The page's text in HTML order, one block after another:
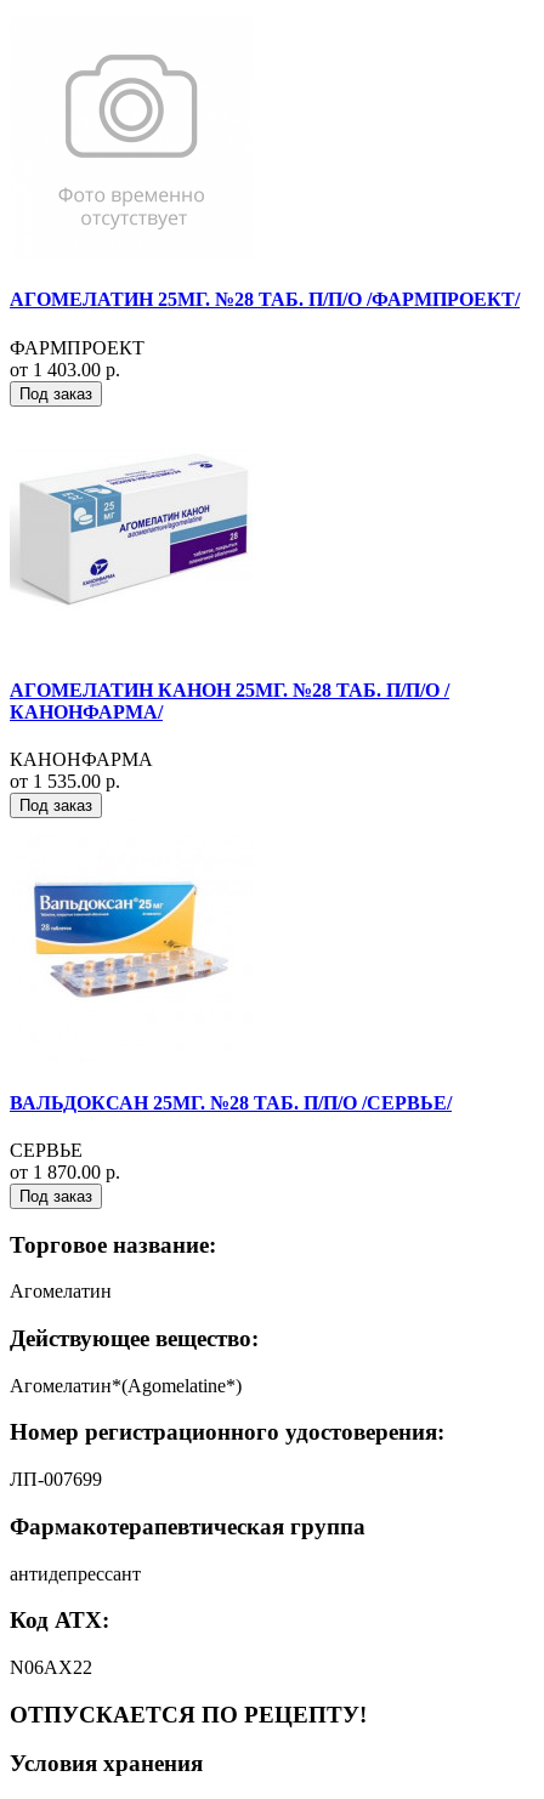
АГОМЕЛАТИН 25МГ. №28 ТАБ. П/П/О /ФАРМПРОЕКТ/
ФАРМПРОЕКТ
от 1 403.00 р.
Под заказ
АГОМЕЛАТИН КАНОН 25МГ. №28 ТАБ. П/П/О /
КАНОНФАРМА/
КАНОНФАРМА
от 1 535.00 р.
Под заказ
ВАЛЬДОКСАН 25МГ. №28 ТАБ. П/П/О /СЕРВЬЕ/
СЕРВЬЕ
от 1 870.00 р.
Под заказ
Торговое название:
Агомелатин
Действующее вещество:
Агомелатин*(Agomelatine*)
Номер регистрационного удостоверения:
ЛП-007699
Фармакотерапевтическая группа
антидепрессант
Код АТХ:
N06AX22
ОТПУСКАЕТСЯ ПО РЕЦЕПТУ!
Условия хранения